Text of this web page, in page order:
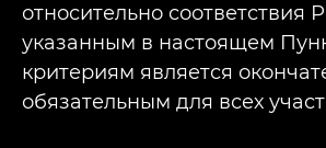
относительно соответствия
указанным в настоящем
критериям является
обязательным для всех